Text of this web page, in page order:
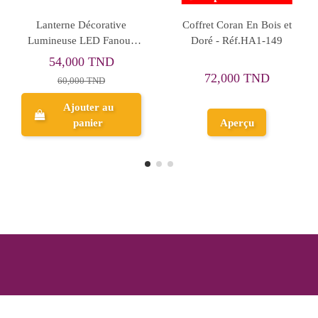
Lanterne Décorative
LED Fanous
Ramadan فانوس رمضان
27,900 TND
31,000 TND
Ajouter au
panier
Coffret Coran En Bois MM
سبحة
50,001 TND
Ajouter au
panier